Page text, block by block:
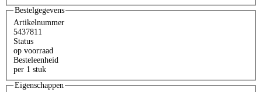
Bestelgegevens
Artikelnummer
5437811
Status
op voorraad
Besteleenheid
per 1 stuk
Eigenschappen